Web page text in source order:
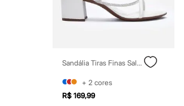
Sandália Tiras Finas Salto Grosso Com Brilhos Via Uno Off White
+ 2 cores
R$ 169,99